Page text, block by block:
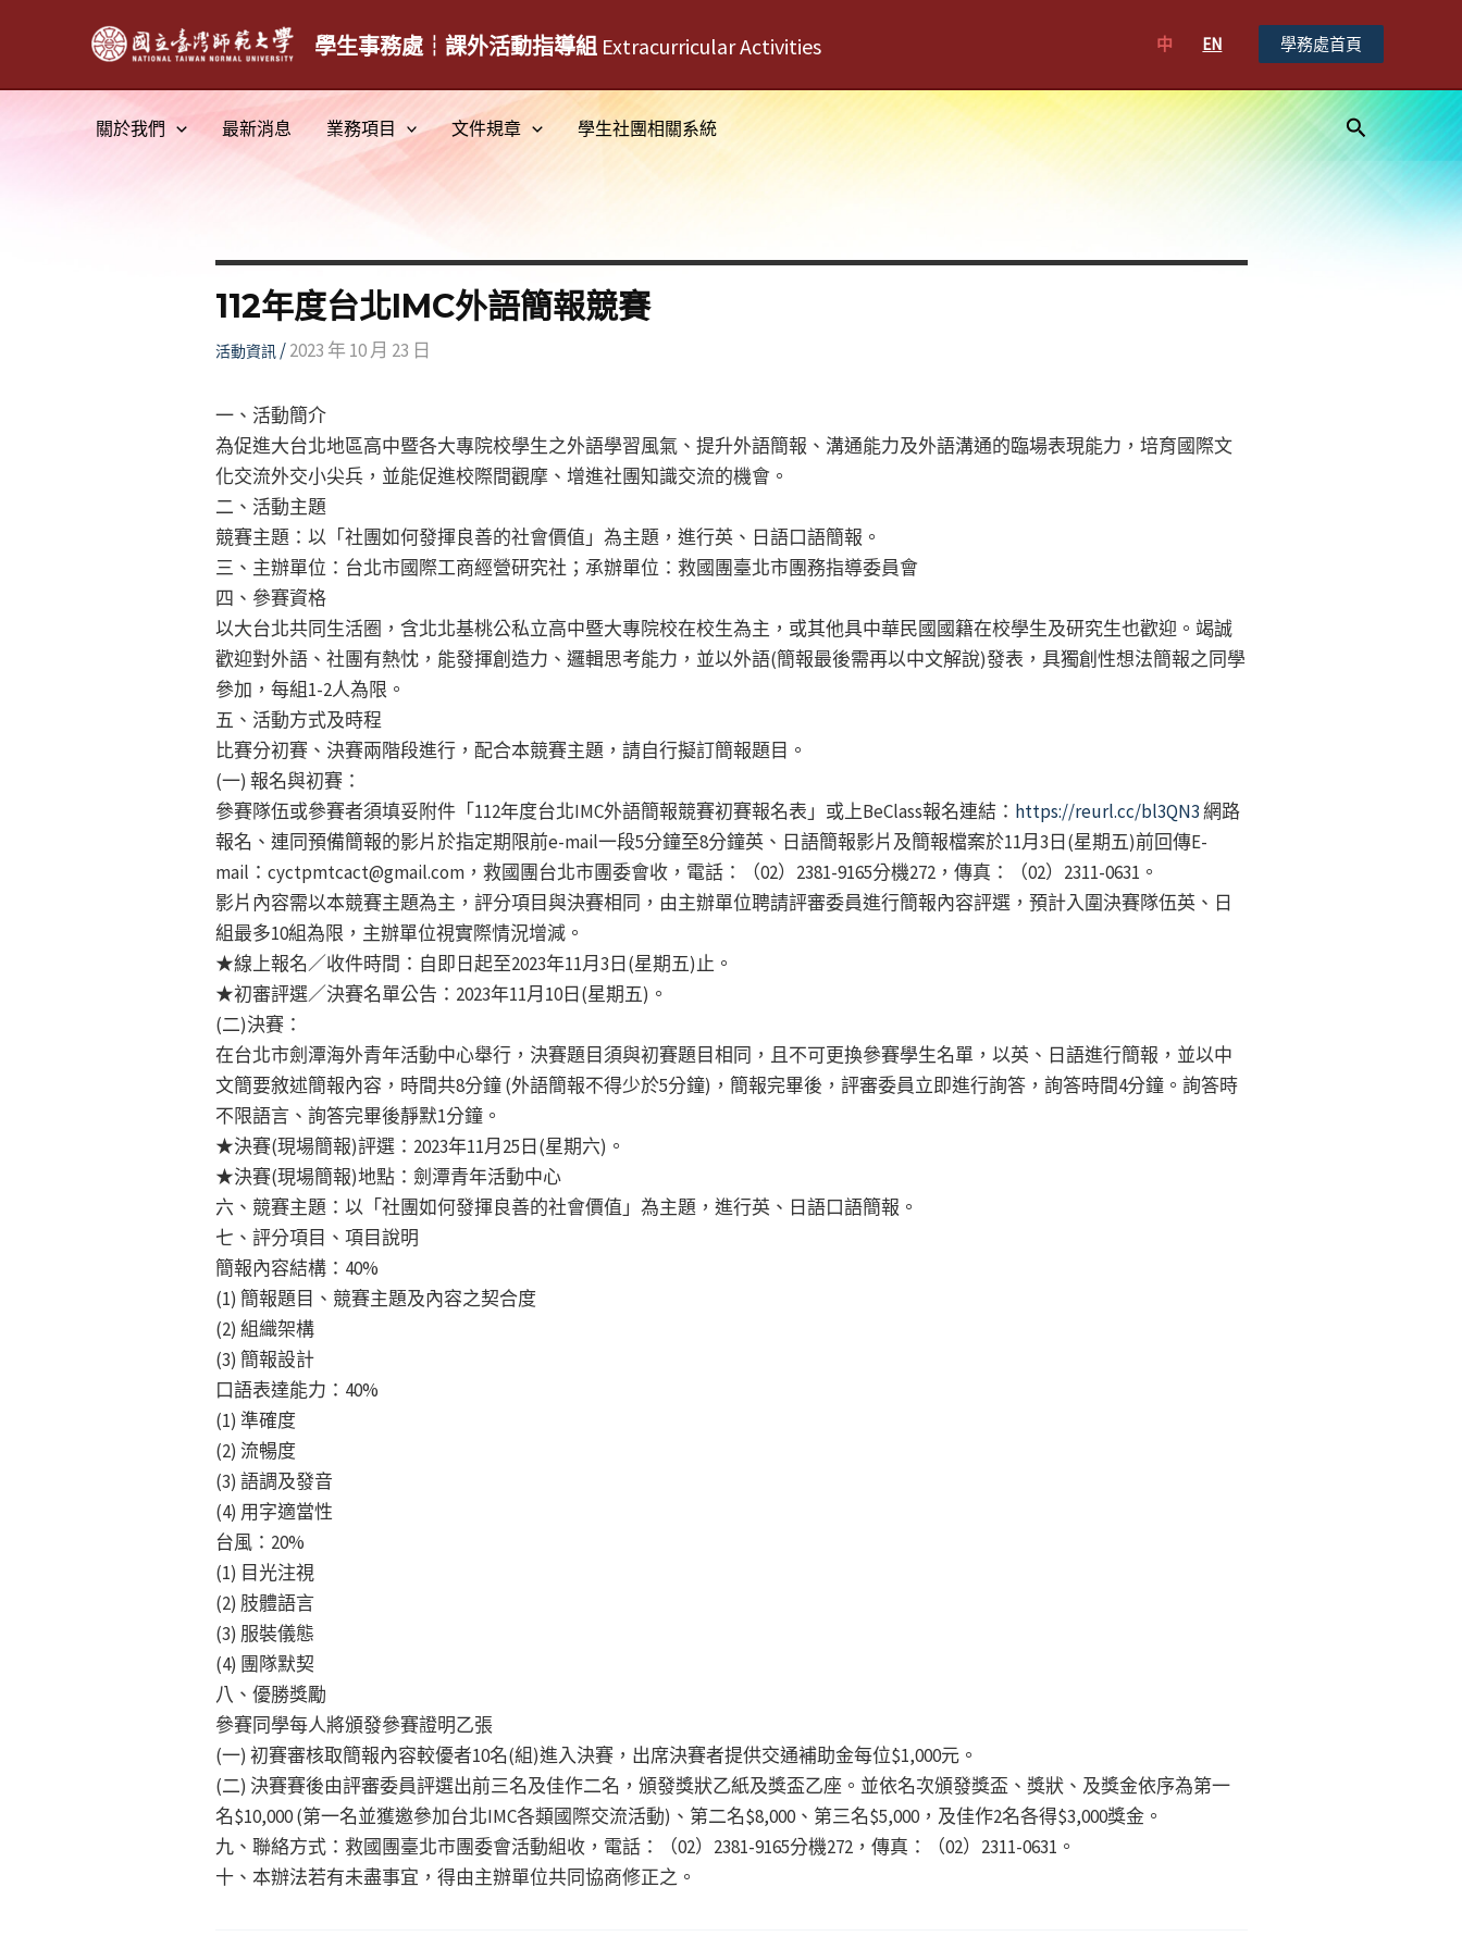
學生事務處┆課外活動指導組 Extracurricular Activities 中 EN 學務處首頁
關於我們 最新消息 業務項目 文件規章 學生社團相關系統
搜
尋
112年度台北IMC外語簡報競賽
活動資訊/2023 年 10 月 23 日
一、活動簡介
為促進大台北地區高中暨各大專院校學生之外語學習風氣、提升外語簡報、溝通能力及外語溝通的臨場表現能力，培育國際文
化交流外交小尖兵，並能促進校際間觀摩、增進社團知識交流的機會。
二、活動主題
競賽主題：以「社團如何發揮良善的社會價值」為主題，進行英、日語口語簡報。
三、主辦單位：台北市國際工商經營研究社；承辦單位：救國團臺北市團務指導委員會
四、參賽資格
以大台北共同生活圈，含北北基桃公私立高中暨大專院校在校生為主，或其他具中華民國國籍在校學生及研究生也歡迎。竭誠
歡迎對外語、社團有熱忱，能發揮創造力、邏輯思考能力，並以外語(簡報最後需再以中文解說)發表，具獨創性想法簡報之同學
參加，每組1-2人為限。
五、活動方式及時程
比賽分初賽、決賽兩階段進行，配合本競賽主題，請自行擬訂簡報題目。
(一) 報名與初賽：
參賽隊伍或參賽者須填妥附件「112年度台北IMC外語簡報競賽初賽報名表」或上BeClass報名連結： https://reurl.cc/bl3QN3網路
報名、連同預備簡報的影片於指定期限前e-mail一段5分鐘至8分鐘英、日語簡報影片及簡報檔案於11月3日(星期五)前回傳E-
mail：cyctpmtcact@gmail.com，救國團台北市團委會收，電話：（02）2381-9165分機272，傳真：（02）2311-0631。
影片內容需以本競賽主題為主，評分項目與決賽相同，由主辦單位聘請評審委員進行簡報內容評選，預計入圍決賽隊伍英、日
組最多10組為限，主辦單位視實際情況增減。
★線上報名／收件時間：自即日起至2023年11月3日(星期五)止。
★初審評選／決賽名單公告：2023年11月10日(星期五)。
(二)決賽：
在台北市劍潭海外青年活動中心舉行，決賽題目須與初賽題目相同，且不可更換參賽學生名單，以英、日語進行簡報，並以中
文簡要敘述簡報內容，時間共8分鐘 (外語簡報不得少於5分鐘)，簡報完畢後，評審委員立即進行詢答，詢答時間4分鐘。詢答時
不限語言、詢答完畢後靜默1分鐘。
★決賽(現場簡報)評選：2023年11月25日(星期六)。
★決賽(現場簡報)地點：劍潭青年活動中心
六、競賽主題：以「社團如何發揮良善的社會價值」為主題，進行英、日語口語簡報。
七、評分項目、項目說明
簡報內容結構：40%
(1) 簡報題目、競賽主題及內容之契合度
(2) 組織架構
(3) 簡報設計
口語表達能力：40%
(1) 準確度
(2) 流暢度
(3) 語調及發音
(4) 用字適當性
台風：20%
(1) 目光注視
(2) 肢體語言
(3) 服裝儀態
(4) 團隊默契
八、優勝獎勵
參賽同學每人將頒發參賽證明乙張
(一) 初賽審核取簡報內容較優者10名(組)進入決賽，出席決賽者提供交通補助金每位$1,000元。
(二) 決賽賽後由評審委員評選出前三名及佳作二名，頒發獎狀乙紙及獎盃乙座。並依名次頒發獎盃、獎狀、及獎金依序為第一
名$10,000 (第一名並獲邀參加台北IMC各類國際交流活動)、第二名$8,000、第三名$5,000，及佳作2名各得$3,000獎金。
九、聯絡方式：救國團臺北市團委會活動組收，電話：（02）2381-9165分機272，傳真：（02）2311-0631。
十、本辦法若有未盡事宜，得由主辦單位共同協商修正之。